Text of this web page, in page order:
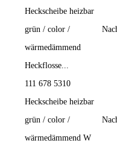
Heckscheibe heizbar
grün / color /
wärmedämmend
Heckflosse...
111 678 5310
Heckscheibe heizbar
grün / color /
wärmedämmend W